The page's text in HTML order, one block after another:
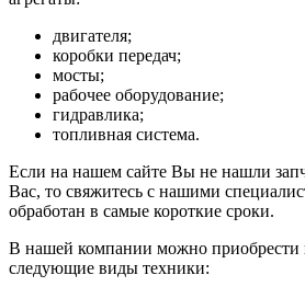
двигателя;
коробки передач;
мосты;
рабочее оборудование;
гидравлика;
топливная система.
Если на нашем сайте Вы не нашли
Вас, то свяжитесь с нашими
обработан в самые короткие сроки.
В нашей компании можно приобрести
следующие виды техники: